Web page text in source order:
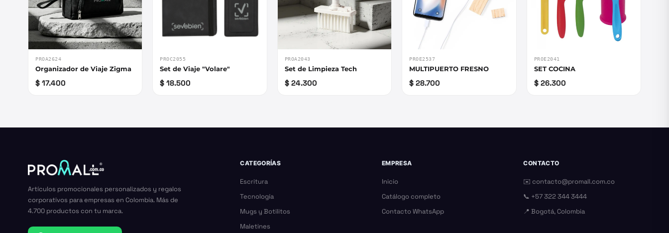
PROA2624
Organizador de Viaje Zigma
$ 17.400
PROC2055
Set de Viaje "Volare"
$ 18.500
PROA2043
Set de Limpieza Tech
$ 24.300
PROE2537
MULTIPUERTO FRESNO
$ 28.700
PROE2041
SET COCINA
$ 26.300
Artículos promocionales personalizados y regalos
corporativos para empresas en Colombia. Más de
4.700 productos con tu marca.
CATEGORÍAS
Escritura
Tecnología
Mugs y Botilitos
Maletines
EMPRESA
Inicio
Catálogo completo
Contacto WhatsApp
CONTACTO
✉️contacto@promall.com.co
📞 +57 322 344 3444
📍 Bogotá, Colombia